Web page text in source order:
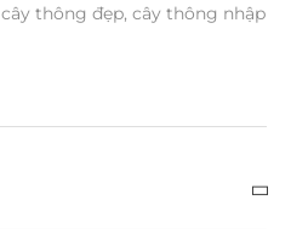
cây thông đẹp, cây thông nhập